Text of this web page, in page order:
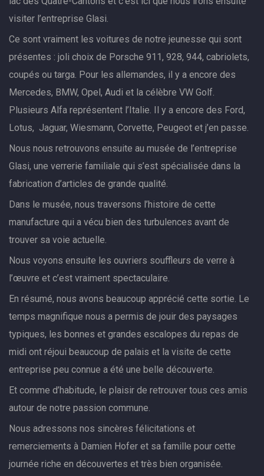
visiter l’entreprise Glasi.
Ce sont vraiment les voitures de notre jeunesse qui sont
présentes : joli choix de Porsche 911, 928, 944, cabriolets,
coupés ou targa. Pour les allemandes, il y a encore des
Mercedes, BMW, Opel, Audi et la célèbre VW Golf.
Plusieurs Alfa représentent l’Italie. Il y a encore des Ford,
Lotus, Jaguar, Wiesmann, Corvette, Peugeot et j’en passe.
Nous nous retrouvons ensuite au musée de l’entreprise
Glasi, une verrerie familiale qui s’est spécialisée dans la
fabrication d’articles de grande qualité.
Dans le musée, nous traversons l’histoire de cette
manufacture qui a vécu bien des turbulences avant de
trouver sa voie actuelle.
Nous voyons ensuite les ouvriers souffleurs de verre à
l’œuvre et c’est vraiment spectaculaire.
En résumé, nous avons beaucoup apprécié cette sortie. Le
temps magnifique nous a permis de jouir des paysages
typiques, les bonnes et grandes escalopes du repas de
midi ont réjoui beaucoup de palais et la visite de cette
entreprise peu connue a été une belle découverte.
Et comme d’habitude, le plaisir de retrouver tous ces amis
autour de notre passion commune.
Nous adressons nos sincères félicitations et
remerciements à Damien Hofer et sa famille pour cette
journée riche en découvertes et très bien organisée.